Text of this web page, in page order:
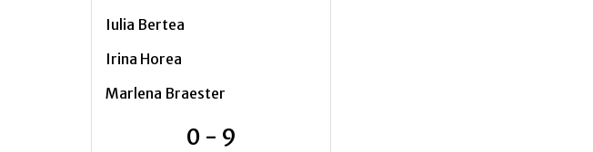
Iulia Bertea
Irina Horea
Marlena Braester
0 - 9